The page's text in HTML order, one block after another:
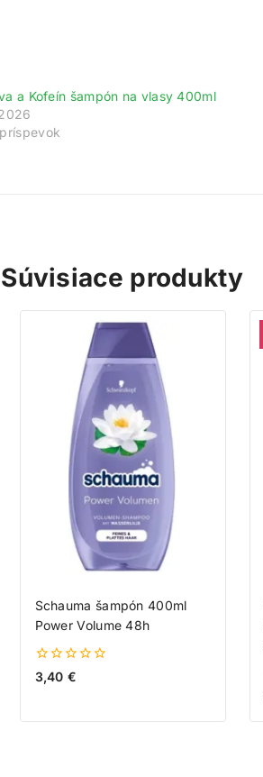
a Kofeín šampón na vlasy 400ml
Súvisiace produkty
Schauma šampón 400ml
Power Volume 48h
0
z
3,40 €